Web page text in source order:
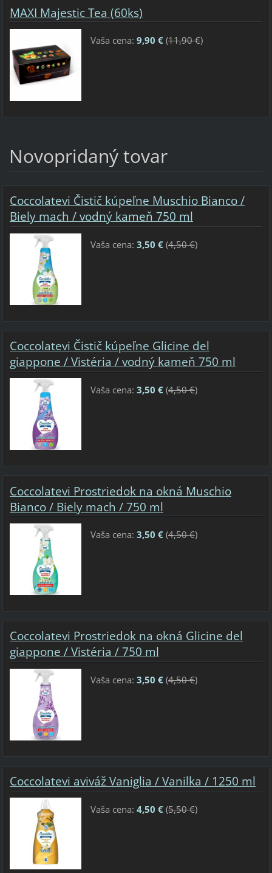
MAXI Majestic Tea (60ks)
Vaša cena: 9,90 €(11,90 €)
Novopridaný tovar
Coccolatevi Čistič kúpeľne Muschio Bianco /
Biely mach / vodný kameň 750 ml
Vaša cena: 3,50 €(4,50 €)
Coccolatevi Čistič kúpeľne Glicine del
giappone / Vistéria / vodný kameň 750 ml
Vaša cena: 3,50 €(4,50 €)
Coccolatevi Prostriedok na okná Muschio
Bianco / Biely mach / 750 ml
Vaša cena: 3,50 €(4,50 €)
Coccolatevi Prostriedok na okná Glicine del
giappone / Vistéria / 750 ml
Vaša cena: 3,50 €(4,50 €)
Coccolatevi aviváž Vaniglia / Vanilka / 1250 ml
Vaša cena: 4,50 €(5,50 €)